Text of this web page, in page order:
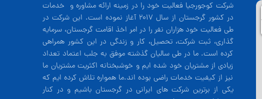
شرکت کوجورجیا فعالیت خود را در زمینه ارائه مشاوره و خدمات
در کشور گرجستان از سال 2017 آغاز نموده است. این شرکت در
طی فعالیت خود هزاران نفر را در امر اخذ اقامت گرجستان، سرمایه
گذاری، ثبت شرکت، تحصیل، کار و زندگی در این کشور همراهی
کرده است. ما در طی سالیان گذشته موفق به جلب اعتماد تعداد
زیادی از مشتریان خود شده ایم و خوشبختانه اکثریت مشتریان ما
نیز از کیفیت خدمات راضی بوده اند.ما همواره تلاش کرده ایم که
یکی از برترین شرکت های ایرانی در گرجستان باشیم و در کنار